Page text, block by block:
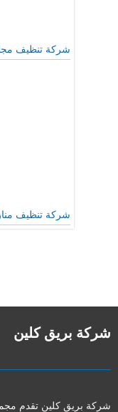
شركة تنظيف
شركة تنظيف
شركة بريق كلين
شركة بريق كلين تقدم